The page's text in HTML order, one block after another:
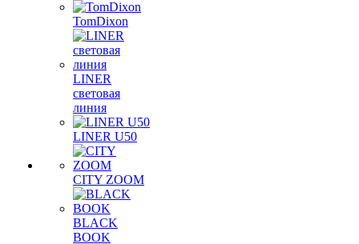
TomDixon
LINER
световая
линия
LINER U50
CITY ZOOM
BLACK
BOOK